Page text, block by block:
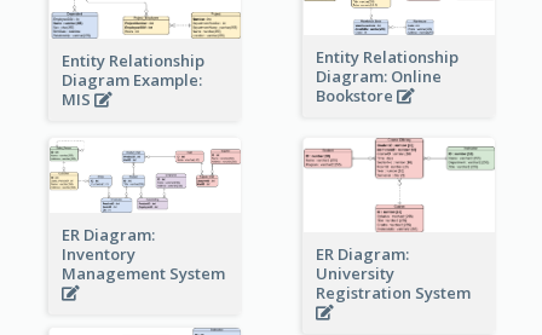
Entity Relationship
Diagram Example:
MIS
Entity Relationship
Diagram: Online
Bookstore
ER Diagram:
Inventory
Management System
ER Diagram:
University
Registration System